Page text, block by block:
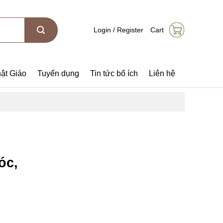
Login / Register Cart
Giáo Tuyển dụng Tin tức bổ ích Liên hệ